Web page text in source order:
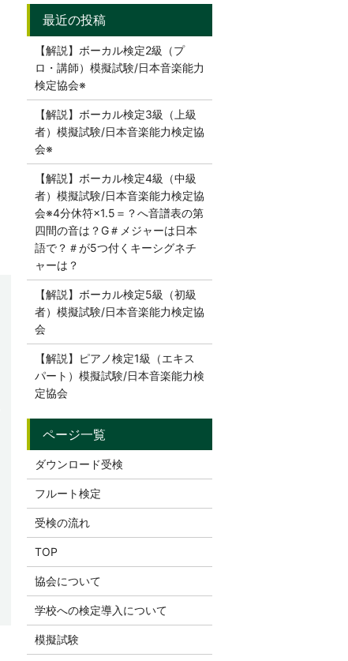
【解説】ボーカル検定2級（プ
ロ・講師）模擬試験/日本音楽能力
検定協会※
【解説】ボーカル検定3級（上級
者）模擬試験/日本音楽能力検定協
会※
【解説】ボーカル検定4級（中級
者）模擬試験/日本音楽能力検定協
会※4分休符×1.5＝？へ音譜表の第
四間の音は？G＃メジャーは日本
語で？＃が5つ付くキーシグネチ
ャーは？
【解説】ボーカル検定5級（初級
者）模擬試験/日本音楽能力検定協
会
【解説】ピアノ検定1級（エキス
パート）模擬試験/日本音楽能力検
定協会
ダウンロード受検
フルート検定
受検の流れ
TOP
協会について
学校への検定導入について
模擬試験